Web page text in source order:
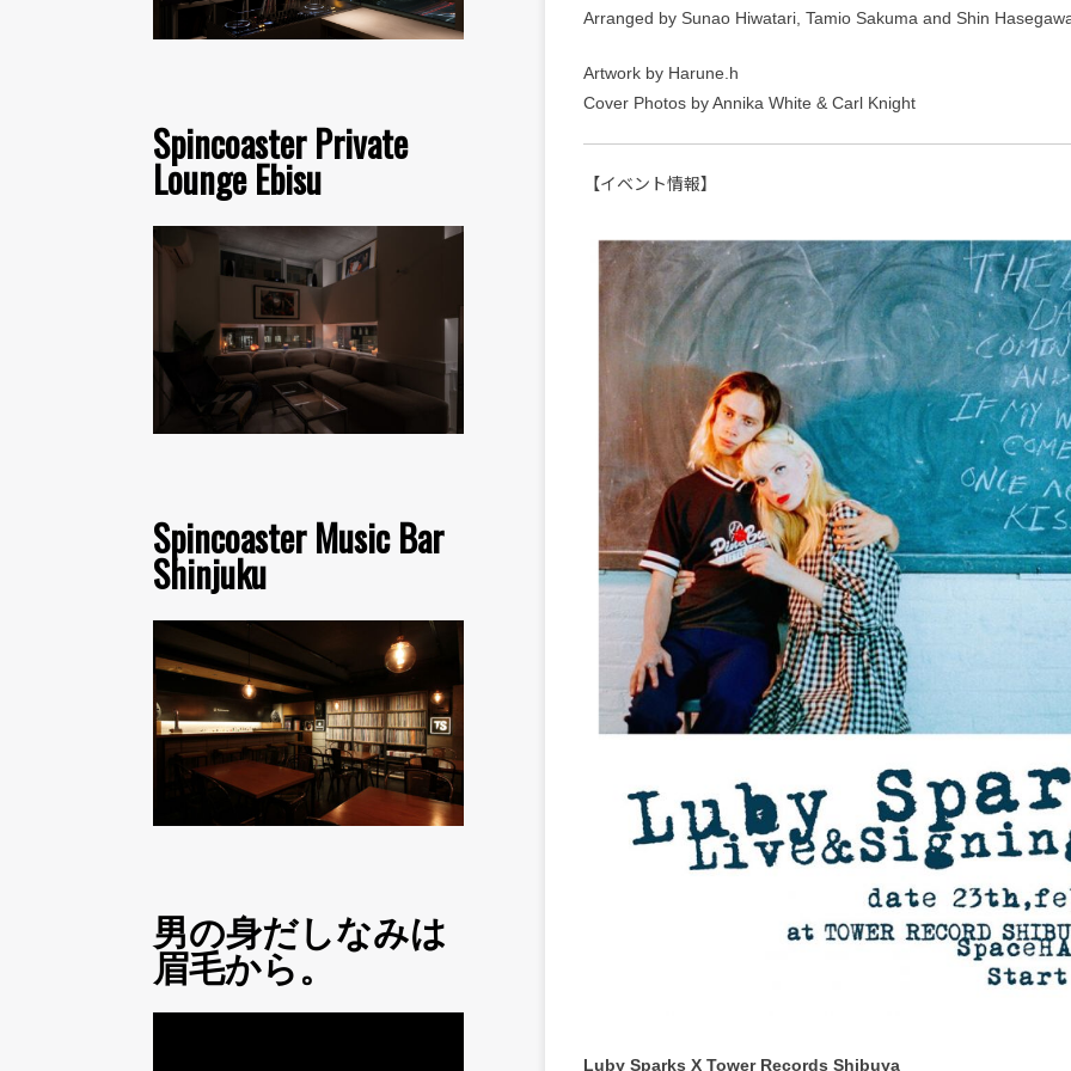
Spincoaster Private
Lounge Ebisu
Spincoaster Music Bar
Shinjuku
男の身だしなみは
眉毛から。
Arranged by Sunao Hiwatari, Tamio Sakuma and Shin
Artwork by Harune.h
Cover Photos by Annika White & Carl Knight
【イベント情報】
Luby Sparks X Tower Records Shibuya